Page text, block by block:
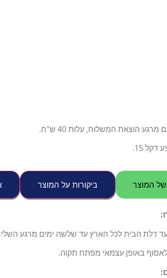
הוצאת המשלוח, עלות 40 ש"ח.
15.
המוצר ביקורות על המוצר
הבית לכל הארץ עד שלשה ימים מרגע השליחה,
לאסוף באופן עצמאי מפתח תקוה.